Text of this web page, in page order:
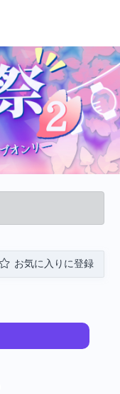
お気に入りに登録